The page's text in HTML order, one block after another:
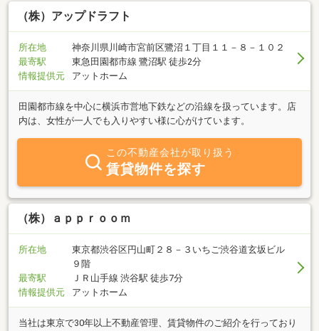
（株）アップドラフト
所在地
神奈川県川崎市宮前区鷺沼１丁目１１－８－１０２
最寄駅
東急田園都市線 鷺沼駅 徒歩2分
情報提供元
アットホーム
田園都市線を中心に横浜市営地下鉄などの沿線を扱っています。店
内は、女性が一人でも入りやすい様に心がけています。
この不動産会社が取り扱う
賃貸物件を探す
（株）ａｐｐｒｏｏｍ
所在地
東京都渋谷区円山町２８－３いちご渋谷道玄坂ビル
９階
最寄駅
ＪＲ山手線 渋谷駅 徒歩7分
情報提供元
アットホーム
当社は東京で30年以上不動産管理、賃貸物件のご紹介を行っており